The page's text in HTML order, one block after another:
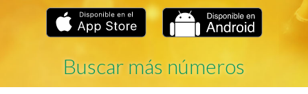
Buscar más números